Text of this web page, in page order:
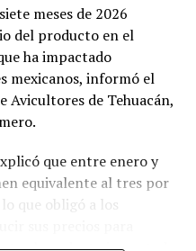
podrían afectar
el grupo identificado
, integrado
Ramos, Mauricio
y Carlos Enrique
emprendidas por las
meses de 2026
del producto en el
ha impactado
mexicanos, informó el
Avicultores de Tehuacán,
que entre enero y
equivalente al tres por
que obligó a los